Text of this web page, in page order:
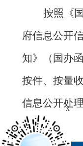
按照《
府信息公开
知》（国办
按件、按量
信息公开处理
x